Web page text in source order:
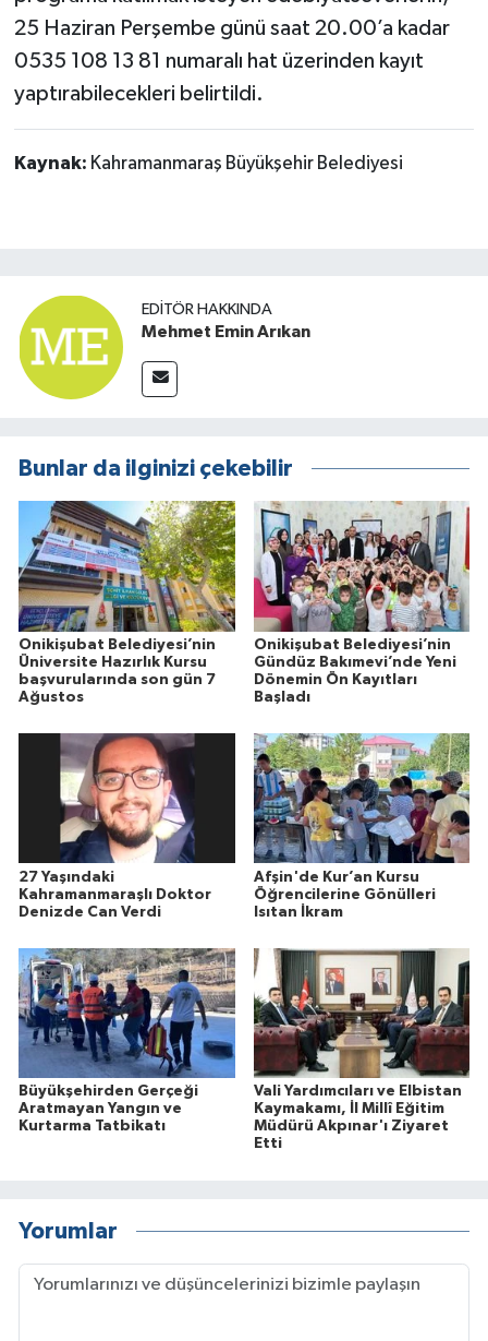
25 Haziran Perşembe günü saat 20.00’a kadar
0535 108 13 81 numaralı hat üzerinden kayıt
yaptırabilecekleri belirtildi.
Kaynak: Kahramanmaraş Büyükşehir Belediyesi
EDITÖR HAKKINDA
Mehmet Emin Arıkan
Bunlar da ilginizi çekebilir
Onikişubat Belediyesi’nin
Üniversite Hazırlık Kursu
başvurularında son gün 7
Ağustos
Onikişubat Belediyesi’nin
Gündüz Bakımevi’nde Yeni
Dönemin Ön Kayıtları
Başladı
27 Yaşındaki
Kahramanmaraşlı Doktor
Denizde Can Verdi
Afşin'de Kur’an Kursu
Öğrencilerine Gönülleri
Isıtan İkram
Büyükşehirden Gerçeği
Aratmayan Yangın ve
Kurtarma Tatbikatı
Vali Yardımcıları ve Elbistan
Kaymakamı, İl Millî Eğitim
Müdürü Akpınar'ı Ziyaret
Etti
Yorumlar